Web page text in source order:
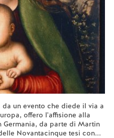
un evento che diede il via a
offero l'affisione alla
Germania, da parte di Martin
Novantacinque tesi con...